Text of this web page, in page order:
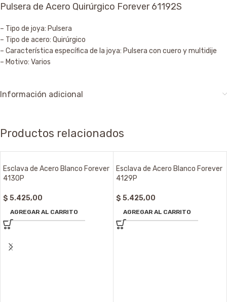
Pulsera de Acero Quirúrgico Forever 61192S
– Tipo de joya: Pulsera
– Tipo de acero: Quirúrgico
– Característica específica de la joya: Pulsera con cuero y multidije
– Motivo: Varios
Información adicional
Productos relacionados
Esclava de Acero Blanco Forever
4130P
$ 5.425,00
AGREGAR AL CARRITO
Esclava de Acero Blanco Forever
4129P
$ 5.425,00
AGREGAR AL CARRITO